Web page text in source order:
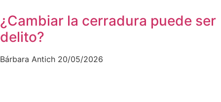
¿Cambiar la cerradura puede ser
delito?
Bárbara Antich 20/05/2026